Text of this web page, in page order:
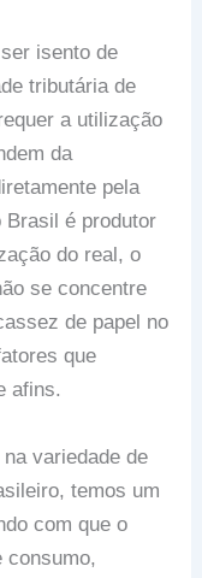
isento de
tributária de
a utilização
da
pela
Brasil é produtor
do real, o
se concentre
de papel no
que
afins.
variedade de
temos um
com que o
consumo,